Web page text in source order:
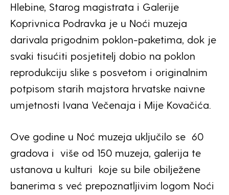
Hlebine, Starog magistrata i Galerije
Koprivnica Podravka je u Noći muzeja
darivala prigodnim poklon-paketima, dok je
svaki tisućiti posjetitelj dobio na poklon
reprodukciju slike s posvetom i originalnim
potpisom starih majstora hrvatske naivne
umjetnosti Ivana Večenaja i Mije Kovačića.
Ove godine u Noć muzeja uključilo se 60
gradova i više od 150 muzeja, galerija te
ustanova u kulturi koje su bile obilježene
banerima s već prepoznatljivim logom Noći